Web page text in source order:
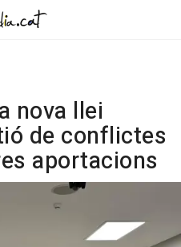
nova llei
de conflictes
aportacions